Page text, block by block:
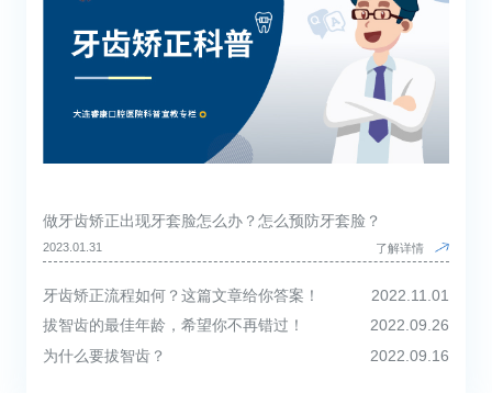
做牙齿矫正出现牙套脸怎么办？怎么预防牙套脸？
2023.01.31 了解详情
牙齿矫正流程如何？这篇文章给你答案！
2022.11.01
拔智齿的最佳年龄，希望你不再错过！
2022.09.26
为什么要拔智齿？
2022.09.16